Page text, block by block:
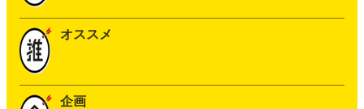
オススメ
企画